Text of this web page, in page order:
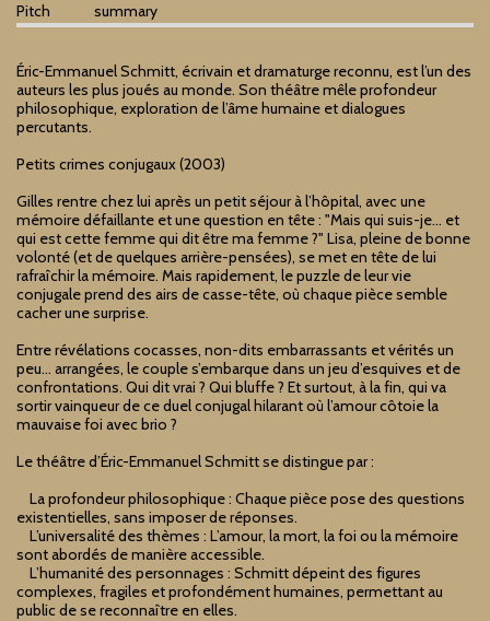
Pitch summary
Éric-Emmanuel Schmitt, écrivain et dramaturge reconnu, est l’un des
auteurs les plus joués au monde. Son théâtre mêle profondeur
philosophique, exploration de l’âme humaine et dialogues
percutants.
Petits crimes conjugaux (2003)
Gilles rentre chez lui après un petit séjour à l’hôpital, avec une
mémoire défaillante et une question en tête : "Mais qui suis-je… et
qui est cette femme qui dit être ma femme ?" Lisa, pleine de bonne
volonté (et de quelques arrière-pensées), se met en tête de lui
rafraîchir la mémoire. Mais rapidement, le puzzle de leur vie
conjugale prend des airs de casse-tête, où chaque pièce semble
cacher une surprise.
Entre révélations cocasses, non-dits embarrassants et vérités un
peu… arrangées, le couple s’embarque dans un jeu d’esquives et de
confrontations. Qui dit vrai ? Qui bluffe ? Et surtout, à la fin, qui va
sortir vainqueur de ce duel conjugal hilarant où l’amour côtoie la
mauvaise foi avec brio ?
Le théâtre d’Éric-Emmanuel Schmitt se distingue par :
La profondeur philosophique : Chaque pièce pose des questions
existentielles, sans imposer de réponses.
L’universalité des thèmes : L’amour, la mort, la foi ou la mémoire
sont abordés de manière accessible.
L’humanité des personnages : Schmitt dépeint des figures
complexes, fragiles et profondément humaines, permettant au
public de se reconnaître en elles.